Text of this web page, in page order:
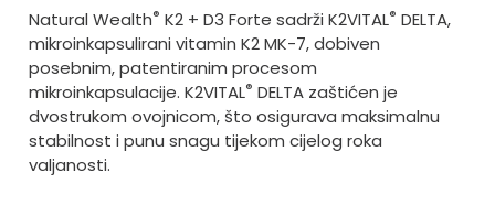
Natural Wealth® K2 + D3 Forte sadrži K2VITAL® DELTA,
mikroinkapsulirani vitamin K2 MK-7, dobiven
posebnim, patentiranim procesom
mikroinkapsulacije. K2VITAL® DELTA zaštićen je
dvostrukom ovojnicom, što osigurava maksimalnu
stabilnost i punu snagu tijekom cijelog roka
valjanosti.